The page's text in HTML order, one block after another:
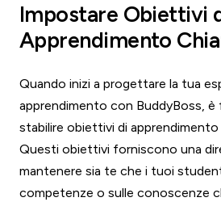
Impostare Obiettivi
Apprendimento
Quando inizi a progettare la tua
apprendimento con BuddyBoss, è
stabilire obiettivi di apprendimento
Questi obiettivi forniscono una
mantenere sia te che i tuoi
competenze o sulle conoscenze